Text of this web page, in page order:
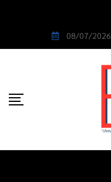
08/07/2026